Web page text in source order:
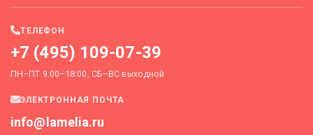
ТЕЛЕФОН
+7 (495) 109-07-39
ПН–ПТ 9:00–18:00, СБ–ВС выходной
ЭЛЕКТРОННАЯ ПОЧТА
info@lamelia.ru